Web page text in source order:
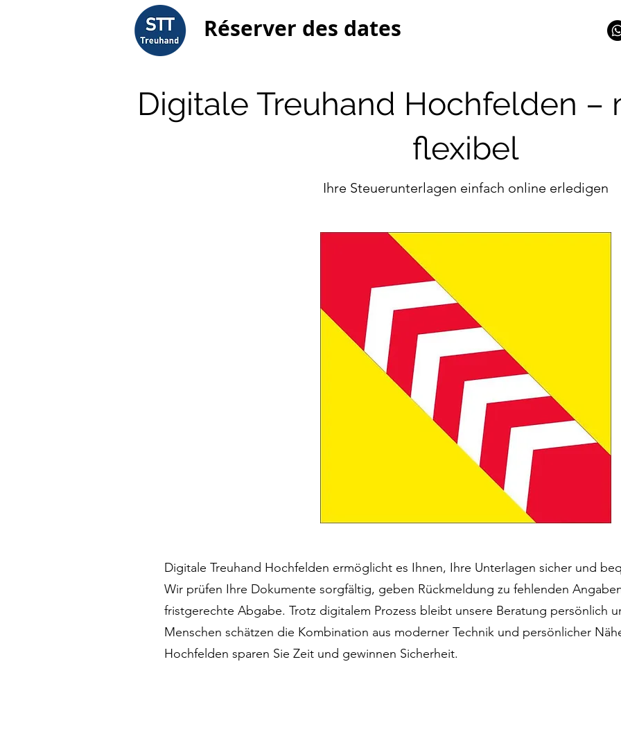
Réserver des dates
Digitale Treuhand Hochfelden –
flexibel
Ihre Steuerunterlagen einfach online erledigen
Digitale Treuhand Hochfelden ermöglicht es Ihnen, Ihre Unterlagen sicher und
Wir prüfen Ihre Dokumente sorgfältig, geben Rückmeldung zu fehlenden
fristgerechte Abgabe. Trotz digitalem Prozess bleibt unsere Beratung persönlich
Menschen schätzen die Kombination aus moderner Technik und persönlicher
Hochfelden sparen Sie Zeit und gewinnen Sicherheit.